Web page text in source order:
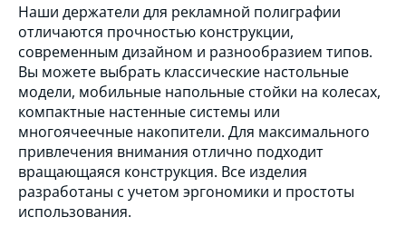
Наши держатели для рекламной полиграфии
отличаются прочностью конструкции,
современным дизайном и разнообразием типов.
Вы можете выбрать классические настольные
модели, мобильные напольные стойки на колесах,
компактные настенные системы или
многоячеечные накопители. Для максимального
привлечения внимания отлично подходит
вращающаяся конструкция. Все изделия
разработаны с учетом эргономики и простоты
использования.